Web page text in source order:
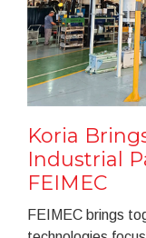
Koria
Industrial
FEIMEC
FEIMEC brings